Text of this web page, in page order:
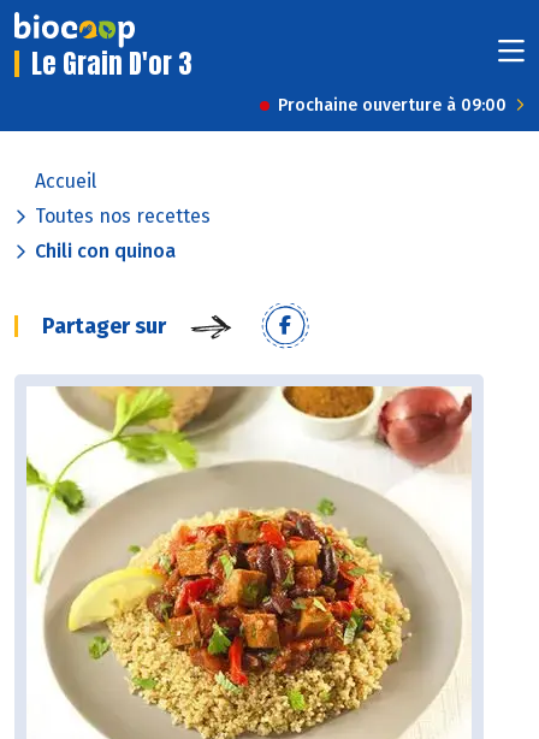
Le Grain D'or 3
Prochaine ouverture à 09:00
Accueil
Toutes nos recettes
Chili con quinoa
Partager sur